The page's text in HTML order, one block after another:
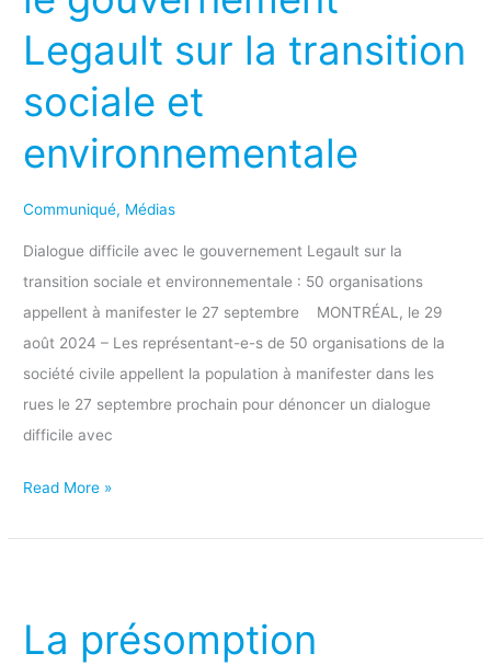
Legault sur la transition
sociale et
environnementale
Communiqué, Médias
Dialogue difficile avec le gouvernement Legault sur la
transition sociale et environnementale : 50 organisations
appellent à manifester le 27 septembre MONTRÉAL, le 29
août 2024 – Les représentant-e-s de 50 organisations de la
société civile appellent la population à manifester dans les
rues le 27 septembre prochain pour dénoncer un dialogue
difficile avec
gouvernement
Legault
la
sociale
et
Read More »
La présomption
d’égalité